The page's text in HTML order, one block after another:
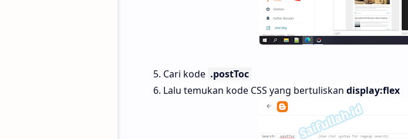
Cari kode .postToc
Lalu temukan kode CSS yang bertuliskan display:flex